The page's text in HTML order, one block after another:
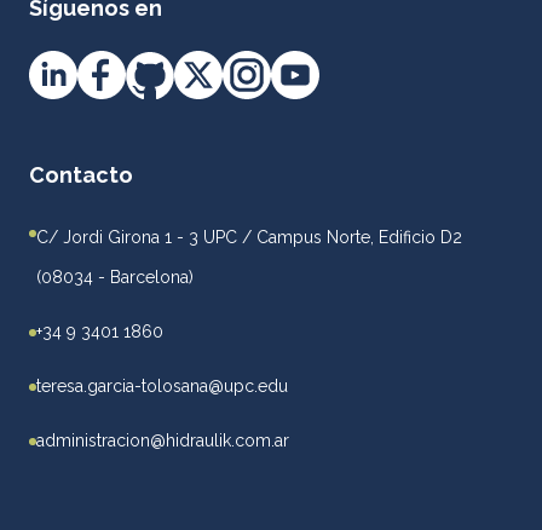
Síguenos en
Contacto
C/ Jordi Girona 1 - 3 UPC / Campus Norte, Edificio D2
(08034 - Barcelona)
+34 9 3401 1860
teresa.garcia-tolosana@upc.edu
administracion@hidraulik.com.ar